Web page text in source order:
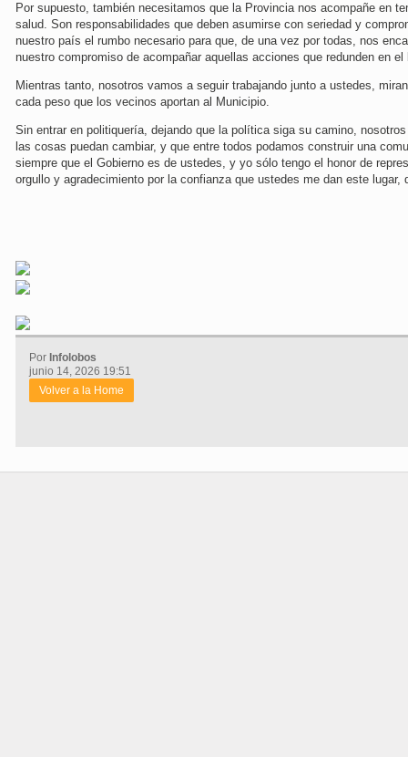
Por supuesto, también necesitamos que la Provincia nos acompañe en
salud. Son responsabilidades que deben asumirse con seriedad y
nuestro país el rumbo necesario para que, de una vez por todas, nos
nuestro compromiso de acompañar aquellas acciones que redunden en
Mientras tanto, nosotros vamos a seguir trabajando junto a ustedes,
cada peso que los vecinos aportan al Municipio.
Sin entrar en politiquería, dejando que la política siga su camino,
las cosas puedan cambiar, y que entre todos podamos construir una
siempre que el Gobierno es de ustedes, y yo sólo tengo el honor de
orgullo y agradecimiento por la confianza que ustedes me dan este
Por Infolobos
junio 14, 2026 19:51
Volver a la Home